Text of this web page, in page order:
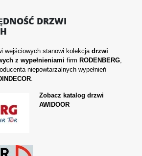
DRZWI
wejściowych stanowi kolekcja drzwi
z wypełnieniami firm RODENBERG,
niepowtarzalnych wypełnień
.
Zobacz katalog drzwi
AWIDOOR